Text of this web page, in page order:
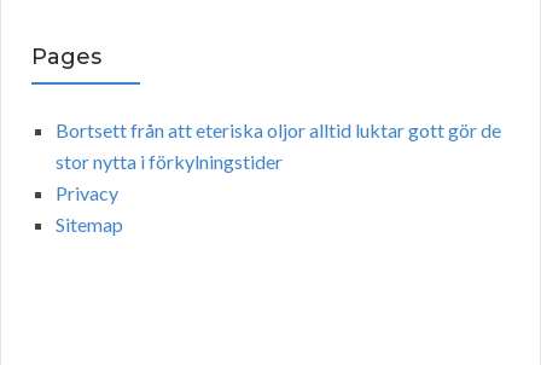
Pages
Bortsett från att eteriska oljor alltid luktar gott gör de
stor nytta i förkylningstider
Privacy
Sitemap